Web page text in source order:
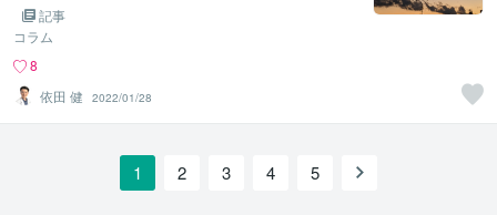
記事
コラム
8
依田 健
2022/01/28
1 2 3 4 5